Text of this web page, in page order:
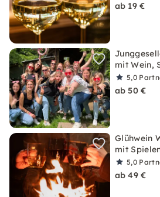
ab 19 €
mit Wein,
5,0
ab 50 €
Glühwein
mit
5,0
ab 49 €